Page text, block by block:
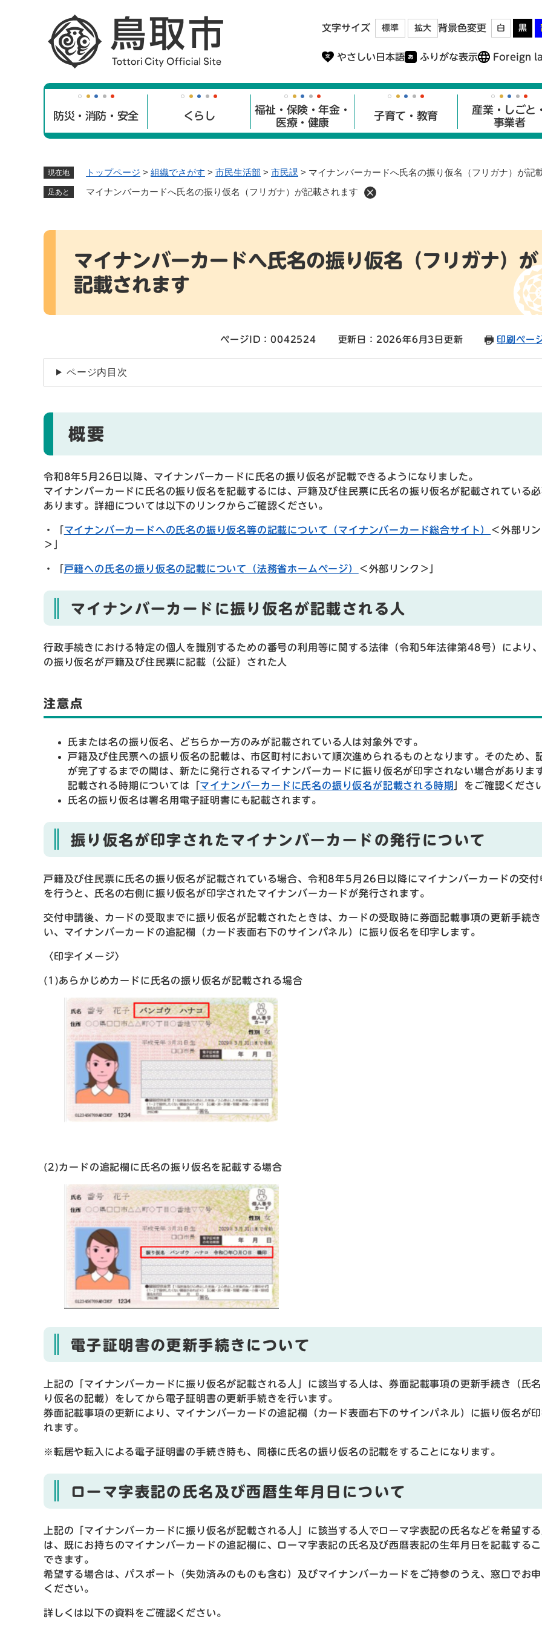
文字サイズ 標準 拡大 背景色変更 白 黒
やさしい日本語 ふりがな表示 Foreign
防災・消防・安全 くらし
福祉・保険・年金・
医療・健康
子育て・教育
産業・しごと・
事業者
現在地 トップページ > 組織でさがす > 市民生活部 > 市民課 > マイナンバーカードへ氏名の振り仮名（フリガナ）が記
足あと マイナンバーカードへ氏名の振り仮名（フリガナ）が記載されます
本
マイナンバーカードへ氏名の振り仮名（フリガナ）が
記載されます
ページID：0042524 更新日：2026年6月3日更新 印刷ペー
ページ内目次
概要
令和8年5月26日以降、マイナンバーカードに氏名の振り仮名が記載できるようになりました。
マイナンバーカードに氏名の振り仮名を記載するには、戸籍及び住民票に氏名の振り仮名が記載されている
あります。詳細については以下のリンクからご確認ください。
・「 マイナンバーカードへの氏名の振り仮名等の記載について（マイナンバーカード総合サイト）
＜外部リン
＞
・「 戸籍への氏名の振り仮名の記載について（法務省ホームページ） ＜外部リンク＞
マイナンバーカードに振り仮名が記載される人
行政手続きにおける特定の個人を識別するための番号の利用等に関する法律（令和5年法律第48号）により
の振り仮名が戸籍及び住民票に記載（公証）された人
注意点
氏または名の振り仮名、どちらか一方のみが記載されている人は対象外です。
戸籍及び住民票への振り仮名の記載は、市区町村において順次進められるものとなります。そのため、
が完了するまでの間は、新たに発行されるマイナンバーカードに振り仮名が印字されない場合がありま
記載される時期については「マイナンバーカードに氏名の振り仮名が記載される時期 」をご確認くださ
氏名の振り仮名は署名用電子証明書にも記載されます。
振り仮名が印字されたマイナンバーカードの発行について
戸籍及び住民票に氏名の振り仮名が記載されている場合、令和8年5月26日以降にマイナンバーカードの交付
を行うと、氏名の右側に振り仮名が印字されたマイナンバーカードが発行されます。
交付申請後、カードの受取までに振り仮名が記載されたときは、カードの受取時に券面記載事項の更新手続
い、マイナンバーカードの追記欄（カード表面右下のサインパネル）に振り仮名を印字します。
〈印字イメージ〉
(1)あらかじめカードに氏名の振り仮名が記載される場合
(2)カードの追記欄に氏名の振り仮名を記載する場合
​
電子証明書の更新手続きについて
上記の「マイナンバーカードに振り仮名が記載される人」に該当する人は、券面記載事項の更新手続き（氏
り仮名の記載）をしてから電子証明書の更新手続きを行います。
券面記載事項の更新により、マイナンバーカードの追記欄（カード表面右下のサインパネル）に振り仮名が
れます。
※転居や転入による電子証明書の手続き時も、同様に氏名の振り仮名の記載をすることになります。
ローマ字表記の氏名及び西暦生年月日について
上記の「マイナンバーカードに振り仮名が記載される人」に該当する人でローマ字表記の氏名などを希望する
は、既にお持ちのマイナンバーカードの追記欄に、ローマ字表記の氏名及び西暦表記の生年月日を記載する
できます。
希望する場合は、パスポート（失効済みのものも含む）及びマイナンバーカードをご持参のうえ、窓口でお
ください。
詳しくは以下の資料をご確認ください。